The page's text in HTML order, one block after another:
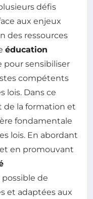
défis
aux enjeux
des ressources
éducation
pour sensibiliser
compétents
lois. Dans ce
de la formation et
fondamentale
lois. En abordant
en promouvant
de
et adaptées aux